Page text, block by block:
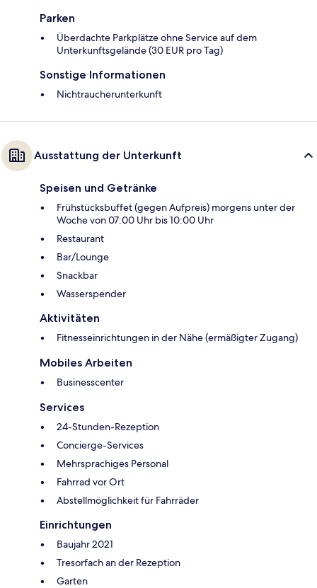
Parken
Überdachte Parkplätze ohne Service auf dem
Unterkunftsgelände (30 EUR pro Tag)
Sonstige Informationen
Nichtraucherunterkunft
Ausstattung der Unterkunft
Speisen und Getränke
Frühstücksbuffet (gegen Aufpreis) morgens unter der
Woche von 07:00 Uhr bis 10:00 Uhr
Restaurant
Bar/Lounge
Snackbar
Wasserspender
Aktivitäten
Fitnesseinrichtungen in der Nähe (ermäßigter Zugang)
Mobiles Arbeiten
Businesscenter
Services
24-Stunden-Rezeption
Concierge-Services
Mehrsprachiges Personal
Fahrrad vor Ort
Abstellmöglichkeit für Fahrräder
Einrichtungen
Baujahr 2021
Tresorfach an der Rezeption
Garten